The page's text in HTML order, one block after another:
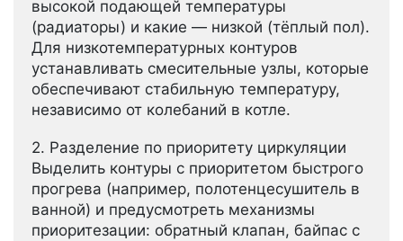
высокой подающей температуры
(радиаторы) и какие — низкой (тёплый пол).
Для низкотемпературных контуров
устанавливать смесительные узлы, которые
обеспечивают стабильную температуру,
независимо от колебаний в котле.
2. Разделение по приоритету циркуляции
Выделить контуры с приоритетом быстрого
прогрева (например, полотенцесушитель в
ванной) и предусмотреть механизмы
приоритезации: обратный клапан, байпас с